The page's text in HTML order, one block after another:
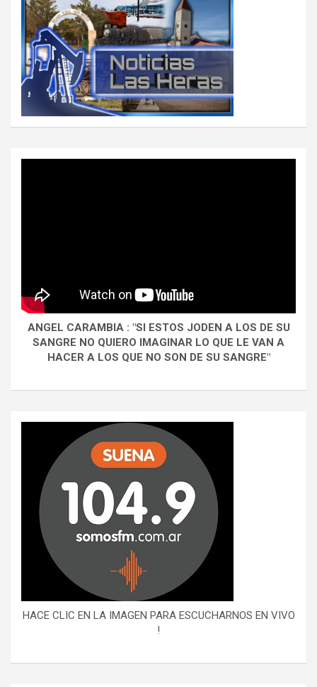
ANGEL CARAMBIA : "SI ESTOS JODEN A LOS DE SU
SANGRE NO QUIERO IMAGINAR LO QUE LE VAN A
HACER A LOS QUE NO SON DE SU SANGRE"
HACE CLIC EN LA IMAGEN PARA ESCUCHARNOS EN VIVO
!